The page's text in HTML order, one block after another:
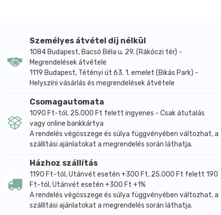
bárkinek, aki egészségtudatos snacket kíván két
főétkezés között. Gyümölcsszeleteink természetes
energiaforrások, melyek fogyasztása mindenkit jó
érzéssel tölt el.
Nem tartalmaz hozzáadott cukrot, mesterséges
aromát, édesítőszert vagy színezéket.
100% gyümölcstartalom.
Vegán.
Összetevők: Datolyapaszta 50,6%, aszalt körte 20%
(tartósítószer: kálium-szorbát), almatöret 6%,
mazsola 5%, banánpor (liofilezett) 1%, mangópor 1%
(mangó, kukoricakeményítő), citrom sűrítmény 0,82%,
növényi zsír (pálmazsír) 0,4%, természetes aroma
Személyes átvétel díj nélkül
1084 Budapest, Bacsó Béla u. 29. (Rákóczi tér) -
Megrendelések átvétele
1119 Budapest, Tétényi út 63. 1. emelet (Bikás Park) -
Helyszíni vásárlás és megrendelések átvétele
Csomagautomata
1090 Ft-tól, 25.000 Ft felett ingyenes - Csak átutalás
vagy online bankkártya
A rendelés végösszege és súlya függvényében változhat, a
szállítási ajánlatokat a megrendelés során láthatja.
Házhoz szállítás
1190 Ft-tól, Utánvét esetén +300 Ft, 25.000 Ft felett 190
Ft-tól, Utánvét esetén +300 Ft +1%
A rendelés végösszege és súlya függvényében változhat, a
szállítási ajánlatokat a megrendelés során láthatja.